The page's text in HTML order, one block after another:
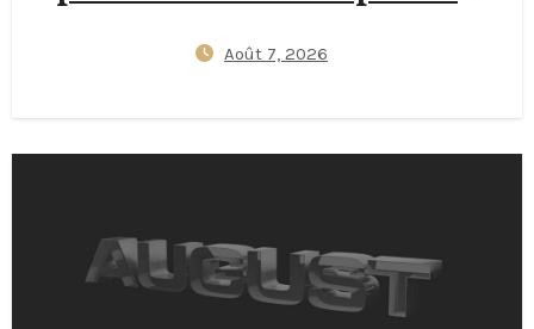
Août 7, 2026